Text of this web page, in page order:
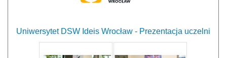
Uniwersytet DSW Ideis Wrocław - Prezentacja uczelni